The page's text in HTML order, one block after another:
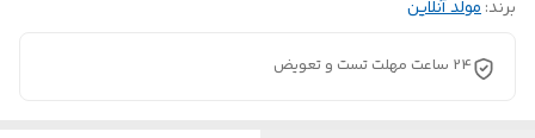
برند:مولد آنلاین
24 ساعت مهلت تست و تعویض